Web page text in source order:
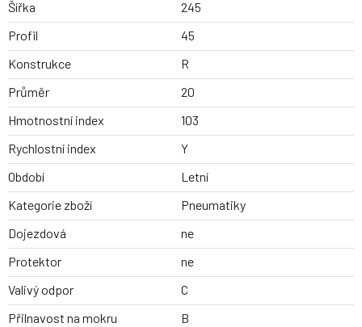
Šířka
245
Profil
45
Konstrukce
R
Průměr
20
Hmotnostní index
103
Rychlostní index
Y
Období
Letní
Kategorie zboží
Pneumatiky
Dojezdová
ne
Protektor
ne
Valivý odpor
C
Přilnavost na mokru
B